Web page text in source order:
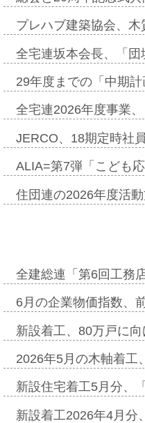
プレハブ建築協会、
全宅連坂本会長、「
29年度までの「中期
全宅連2026年度事業
JERCO、18期定時社
ALIA=第7弾「こども
住団連の2026年度活
全建総連「第6回工務
6月の企業物価指数、
新設着工、80万戸に
2026年5月の木軸着
新設住宅着工5月分、
新設着工2026年4月